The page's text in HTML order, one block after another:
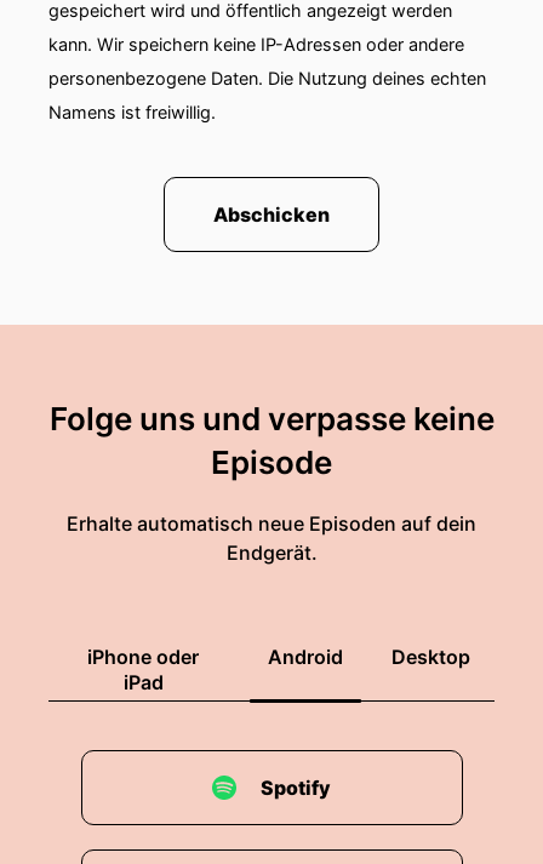
gespeichert wird und öffentlich angezeigt werden
kann. Wir speichern keine IP-Adressen oder andere
personenbezogene Daten. Die Nutzung deines echten
Namens ist freiwillig.
Abschicken
Folge uns und verpasse keine
Episode
Erhalte automatisch neue Episoden auf dein
Endgerät.
iPhone oder
iPad
Android Desktop
Spotify